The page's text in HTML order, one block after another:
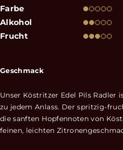
Farbe
Alkohol
Frucht
Geschmack
Unser Köstritzer Edel Pils Radler
zu jedem Anlass. Der spritzig-
die sanften Hopfennoten von
feinen, leichten